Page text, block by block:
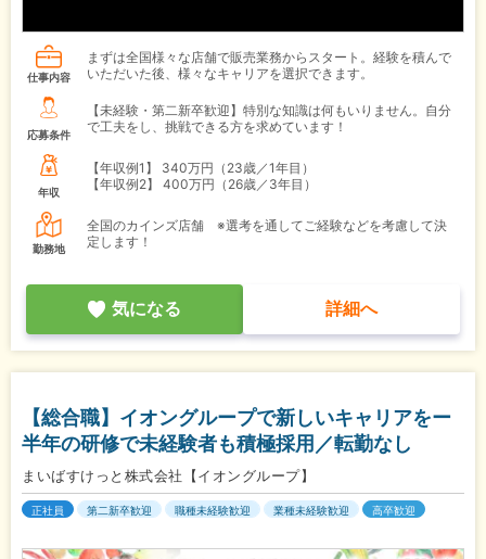
仕事内容
まずは全国様々な店舗で販売業務からスタート。経験を積んで
いただいた後、様々なキャリアを選択できます。
応募条件
【未経験・第二新卒歓迎】特別な知識は何もいりません。自分
で工夫をし、挑戦できる方を求めています！
年収
【年収例1】
340万円（23歳／1年目）
【年収例2】
400万円（26歳／3年目）
勤務地
全国のカインズ店舗 ※選考を通してご経験などを考慮して決
定します！
気になる 詳細へ
【総合職】イオングループで新しいキャリアをー
半年の研修で未経験者も積極採用／転勤なし
まいばすけっと株式会社【イオングループ】
正社員 第二新卒歓迎 職種未経験歓迎 業種未経験歓迎 高卒歓迎